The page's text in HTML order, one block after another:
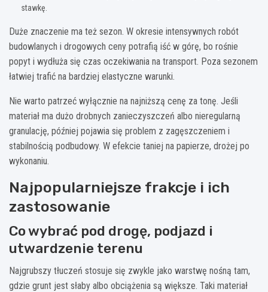
stawkę.
Duże znaczenie ma też sezon. W okresie intensywnych robót
budowlanych i drogowych ceny potrafią iść w górę, bo rośnie
popyt i wydłuża się czas oczekiwania na transport. Poza sezonem
łatwiej trafić na bardziej elastyczne warunki.
Nie warto patrzeć wyłącznie na najniższą cenę za tonę. Jeśli
materiał ma dużo drobnych zanieczyszczeń albo nieregularną
granulację, później pojawia się problem z zagęszczeniem i
stabilnością podbudowy. W efekcie taniej na papierze, drożej po
wykonaniu.
Najpopularniejsze frakcje i ich
zastosowanie
Co wybrać pod drogę, podjazd i
utwardzenie terenu
Najgrubszy tłuczeń stosuje się zwykle jako warstwę nośną tam,
gdzie grunt jest słaby albo obciążenia są większe. Taki materiał